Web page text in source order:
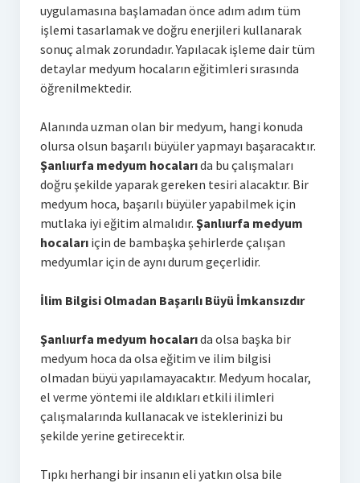
uygulamasına başlamadan önce adım adım tüm
işlemi tasarlamak ve doğru enerjileri kullanarak
sonuç almak zorundadır. Yapılacak işleme dair tüm
detaylar medyum hocaların eğitimleri sırasında
öğrenilmektedir.
Alanında uzman olan bir medyum, hangi konuda
olursa olsun başarılı büyüler yapmayı başaracaktır.
Şanlıurfa medyum hocalarıda bu çalışmaları
doğru şekilde yaparak gereken tesiri alacaktır. Bir
medyum hoca, başarılı büyüler yapabilmek için
mutlaka iyi eğitim almalıdır. Şanlıurfa medyum
hocalarıiçin de bambaşka şehirlerde çalışan
medyumlar için de aynı durum geçerlidir.
İlim Bilgisi Olmadan Başarılı Büyü İmkansızdır
Şanlıurfa medyum hocalarıda olsa başka bir
medyum hoca da olsa eğitim ve ilim bilgisi
olmadan büyü yapılamayacaktır. Medyum hocalar,
el verme yöntemi ile aldıkları etkili ilimleri
çalışmalarında kullanacak ve isteklerinizi bu
şekilde yerine getirecektir.
Tıpkı herhangi bir insanın eli yatkın olsa bile